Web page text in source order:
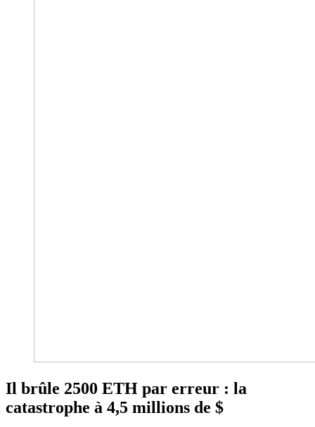
Il brûle 2500 ETH par erreur : la
catastrophe à 4,5 millions de $